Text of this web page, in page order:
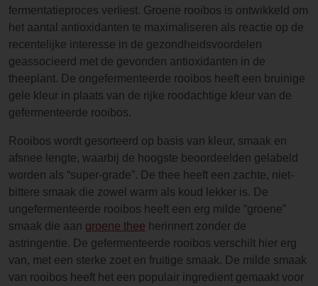
fermentatieproces verliest. Groene rooibos is ontwikkeld om
het aantal antioxidanten te maximaliseren als reactie op de
recentelijke interesse in de gezondheidsvoordelen
geassocieerd met de gevonden antioxidanten in de
theeplant. De ongefermenteerde rooibos heeft een bruinige
gele kleur in plaats van de rijke roodachtige kleur van de
gefermenteerde rooibos.
Rooibos wordt gesorteerd op basis van kleur, smaak en
afsnee lengte, waarbij de hoogste beoordeelden gelabeld
worden als “super-grade”. De thee heeft een zachte, niet-
bittere smaak die zowel warm als koud lekker is. De
ungefermenteerde rooibos heeft een erg milde “groene”
smaak die aan groene thee herinnert zonder de
astringentie. De gefermenteerde rooibos verschilt hier erg
van, met een sterke zoet en fruitige smaak. De milde smaak
van rooibos heeft het een populair ingredient gemaakt voor